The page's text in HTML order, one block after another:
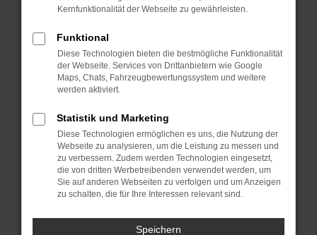
Hier sind ein paar Tipps, die dir helfen können:
Überprüfe deine Firewall und deine
Internetverbindung.
Laden andere Webseiten, zum Beispiel deine
Suchmaschine?
Manche Erweiterungen, wie Werbeblocker,
können das Laden bestimmter Seiten
verhindern. Funktioniert die Seite in einem
anderen Browser oder in einem privaten
Fenster?
Das kann manchmal helfen, vorübergehende
Kernfunktionalität der Webseite zu gewährleisten.
Funktional
Diese Technologien bieten die bestmögliche Funktionalität
der Webseite. Services von Drittanbietern wie Google
Maps, Chats, Fahrzeugbewertungssystem und weitere
werden aktiviert.
Statistik und Marketing
Diese Technologien ermöglichen es uns, die Nutzung der
Webseite zu analysieren, um die Leistung zu messen und
zu verbessern. Zudem werden Technologien eingesetzt,
die von dritten Werbetreibenden verwendet werden, um
Sie auf anderen Webseiten zu verfolgen und um Anzeigen
zu schalten, die für Ihre Interessen relevant sind.
Speichern